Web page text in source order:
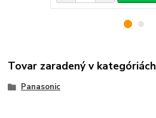
Tovar zaradený v kategóriách
Panasonic